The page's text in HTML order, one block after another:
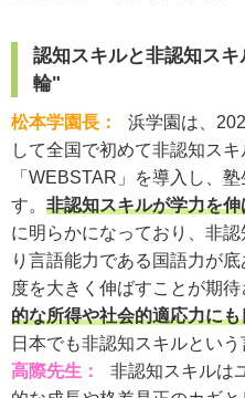
認知スキルと非認知ス
輪"
松本学園長：
浜学園は、
して全国で初めて非認知ス
「WEBSTAR」を導入し、
す。 非認知スキルが学力を
に明らかになっており、非
り言語能力である国語力が
度を大きく伸ばすことが期
的な所得や社会的適応力に
日本でも非認知スキルとい
高際先生：
非認知スキルは